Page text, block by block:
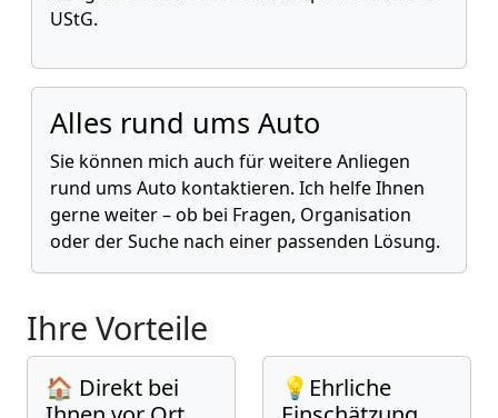
UStG.
Alles rund ums Auto
Sie können mich auch für weitere Anliegen
rund ums Auto kontaktieren. Ich helfe Ihnen
gerne weiter – ob bei Fragen, Organisation
oder der Suche nach einer passenden Lösung.
Ihre Vorteile
🏠 Direkt bei
💡Ehrliche